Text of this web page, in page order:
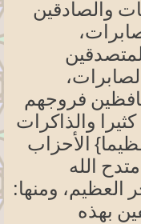
والصادقين
فروجهم
والذاكرات
الأحزاب
الله
العظيم، ومنها:
بهذه